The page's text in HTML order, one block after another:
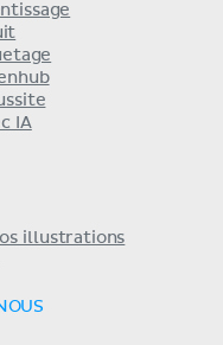
IA
illustrations